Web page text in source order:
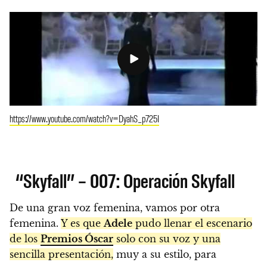
https://www.youtube.com/watch?v=DyahS_p725I
“Skyfall” – 007: Operación Skyfall
De una gran voz femenina, vamos por otra
femenina. Y es queAdele pudo llenar el escenario
de los Premios Óscar solo con su voz y una
sencilla presentación, muy a su estilo, para